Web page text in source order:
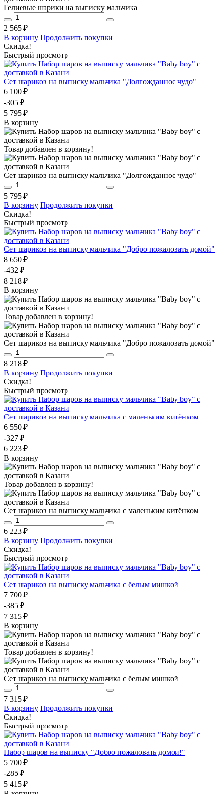
Гелиевые шарики на выписку мальчика
2 565 ₽
В корзину Продолжить покупки
Скидка!
Быстрый просмотр
Сет шариков на выписку мальчика "Долгожданное чудо"
6 100 ₽
-305 ₽
5 795 ₽
В корзину
Товар добавлен в корзину!
Сет шариков на выписку мальчика "Долгожданное чудо"
5 795 ₽
В корзину Продолжить покупки
Скидка!
Быстрый просмотр
Сет шариков на выписку мальчика "Добро пожаловать домой"
8 650 ₽
-432 ₽
8 218 ₽
В корзину
Товар добавлен в корзину!
Сет шариков на выписку мальчика "Добро пожаловать домой"
8 218 ₽
В корзину Продолжить покупки
Скидка!
Быстрый просмотр
Сет шариков на выписку мальчика с маленьким китёнком
6 550 ₽
-327 ₽
6 223 ₽
В корзину
Товар добавлен в корзину!
Сет шариков на выписку мальчика с маленьким китёнком
6 223 ₽
В корзину Продолжить покупки
Скидка!
Быстрый просмотр
Сет шариков на выписку мальчика с белым мишкой
7 700 ₽
-385 ₽
7 315 ₽
В корзину
Товар добавлен в корзину!
Сет шариков на выписку мальчика с белым мишкой
7 315 ₽
В корзину Продолжить покупки
Скидка!
Быстрый просмотр
Набор шаров на выписку "Добро пожаловать домой!"
5 700 ₽
-285 ₽
5 415 ₽